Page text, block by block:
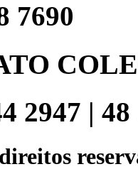
7690
2947 |